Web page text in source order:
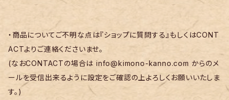
・商品についてご不明な点は『ショップに質問する』もしくはCONT
ACTよりご連絡くださいませ。
(なおCONTACTの場合はinfo@kimono-kanno.com からのメ
ールを受信出来るように設定をご確認の上よろしくお願いいたしま
す。)